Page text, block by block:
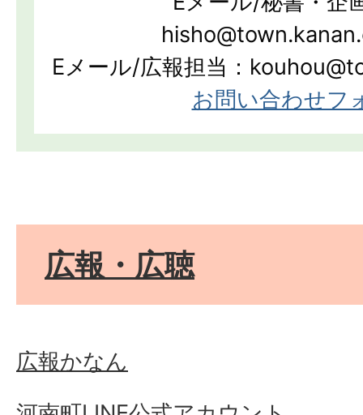
Eメール/広報担当：
お問い合わせフ
広報・広聴
広報かなん